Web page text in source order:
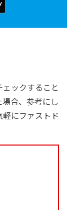
ックすること
合、参考にし
にファストド